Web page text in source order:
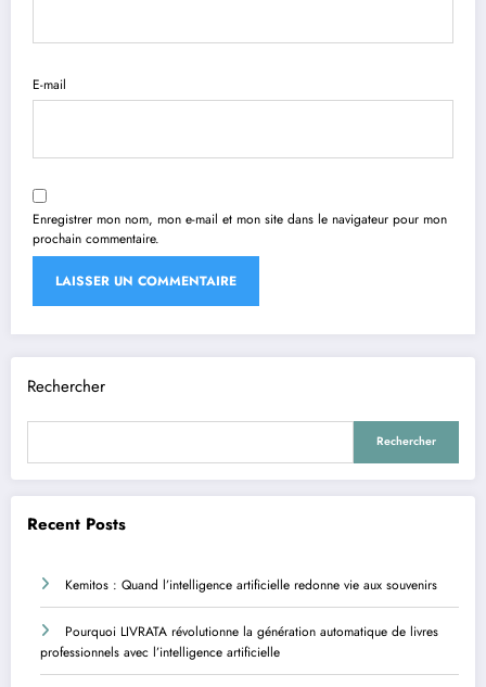
E-mail
Enregistrer mon nom, mon e-mail et mon site dans le navigateur pour mon
prochain commentaire.
Rechercher
Rechercher
Recent Posts
Kemitos : Quand l’intelligence artificielle redonne vie aux souvenirs
Pourquoi LIVRATA révolutionne la génération automatique de livres
professionnels avec l’intelligence artificielle